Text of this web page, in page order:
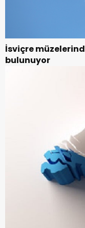
İsviçre
bulunuyor